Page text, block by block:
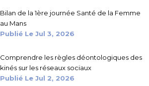
Bilan de la 1ère journée Santé de la Femme
au Mans
Publié Le Jul 3, 2026
Comprendre les règles déontologiques des
kinés sur les réseaux sociaux
Publié Le Jul 2, 2026